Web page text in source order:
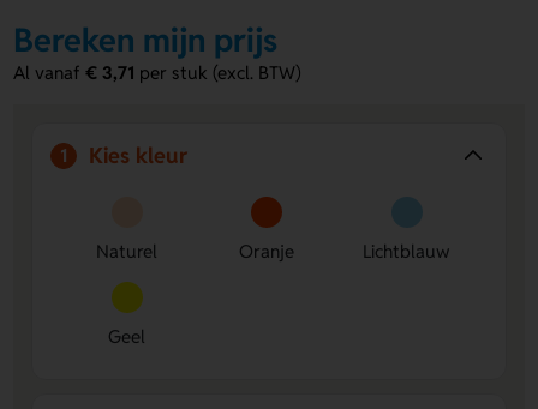
naam, logo of eigen ontwerp. Ook individuele personalisatie
per stuk is mogelijk. Bestel direct of vraag een offerte aan.
Licht en snel droog
handdoek prettig in gebruik.
: met 1800×900 mm heb je altijd genoeg
Full colour bedrukking
: zet jouw logo of ontwerp
Bereken mijn prijs
Al vanaf€ 3,71 per stuk (excl. BTW)
1 Kies kleur
Naturel Oranje Lichtblauw
Geel